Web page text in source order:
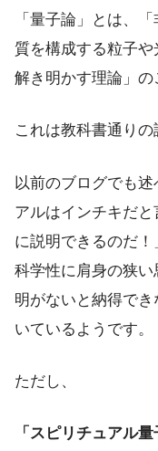
「量子論」とは、
質を構成する粒子
解き明かす理論」の
これは教科書通りの
以前のブログでも
アルはインチキだ
に説明できるのだ
科学性に肩身の狭
明がないと納得で
いているようです。
ただし、
「スピリチュアル